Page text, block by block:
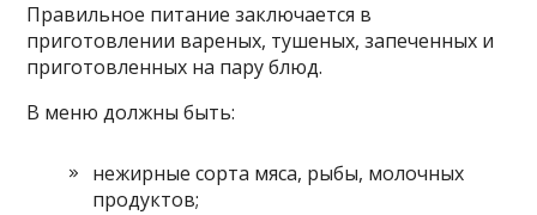
Правильное питание заключается в
приготовлении вареных, тушеных, запеченных и
приготовленных на пару блюд.
В меню должны быть:
нежирные сорта мяса, рыбы, молочных
продуктов;